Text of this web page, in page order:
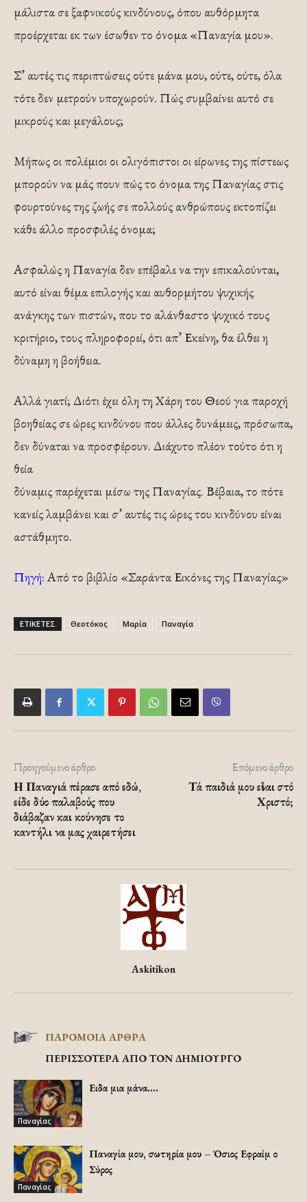
μάλιστα σε ξαφνικούς κινδύνους, όπου αυθόρμητα
προέρχεται εκ των έσωθεν το όνομα «Παναγία μου».
Σ’ αυτές τις περιπτώσεις ούτε μάνα μου, ούτε, ούτε, όλα
τότε δεν μετρούν υποχωρούν. Πώς συμβαίνει αυτό σε
μικρούς και μεγάλους;
Μήπως οι πολέμιοι οι ολιγόπιστοι οι είρωνες της πίστεως
μπορούν να μάς πουν πώς το όνομα της Παναγίας στις
φουρτούνες της ζωής σε πολλούς ανθρώπους εκτοπίζει
κάθε άλλο προσφιλές όνομα;
Ασφαλώς η Παναγία δεν επέβαλε να την επικαλούνται,
αυτό είναι θέμα επιλογής και αυθορμήτου ψυχικής
ανάγκης των πιστών, που το αλάνθαστο ψυχικό τους
κριτήριο, τους πληροφορεί, ότι απ’ Εκείνη, θα έλθει η
δύναμη η βοήθεια.
Αλλά γιατί; Διότι έχει όλη τη Χάρη του Θεού για παροχή
βοηθείας σε ώρες κινδύνου που άλλες δυνάμεις, πρόσωπα,
δεν δύναται να προσφέρουν. Διάχυτο πλέον τούτο ότι η
θεία
δύναμις παρέχεται μέσω της Παναγίας. Βέβαια, το πότε
κανείς λαμβάνει και σ’ αυτές τις ώρες του κινδύνου είναι
αστάθμητο.
Πηγή:Από το βιβλίο «Σαράντα Εικόνες της Παναγίας»
ΕΤΙΚΕΤΕΣ Θεοτόκος Μαρία Παναγία
Προηγούμενο άρθρο
Η Παναγιά πέρασε από εδώ,
είδε δύο παλαβούς που
διάβαζαν και κούνησε το
καντήλι να μας χαιρετήσει
Επόμενο άρθρο
Τά παιδιά μου εἶναι στό
Χριστό;
Askitikon
ΠΑΡΟΜΟΙΑ ΑΡΘΡΑ
ΠΕΡΙΣΣΟΤΕΡΑ ΑΠΟ ΤΟΝ ΔΗΜΙΟΥΡΓΟ
Παναγίας
Ειδα μια μάνα….
Παναγίας
Παναγία μου, σωτηρία μου – Όσιος Εφραίμ ο
Σύρος